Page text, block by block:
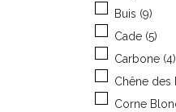
Buis (9)
Cade (5)
Carbone (4)
Chêne des
Corne